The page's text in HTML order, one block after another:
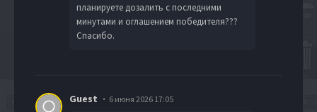
планируете дозалить с последними
минутами и оглашением победителя???
Спасибо.
Guest 6 июня 2026 17:05